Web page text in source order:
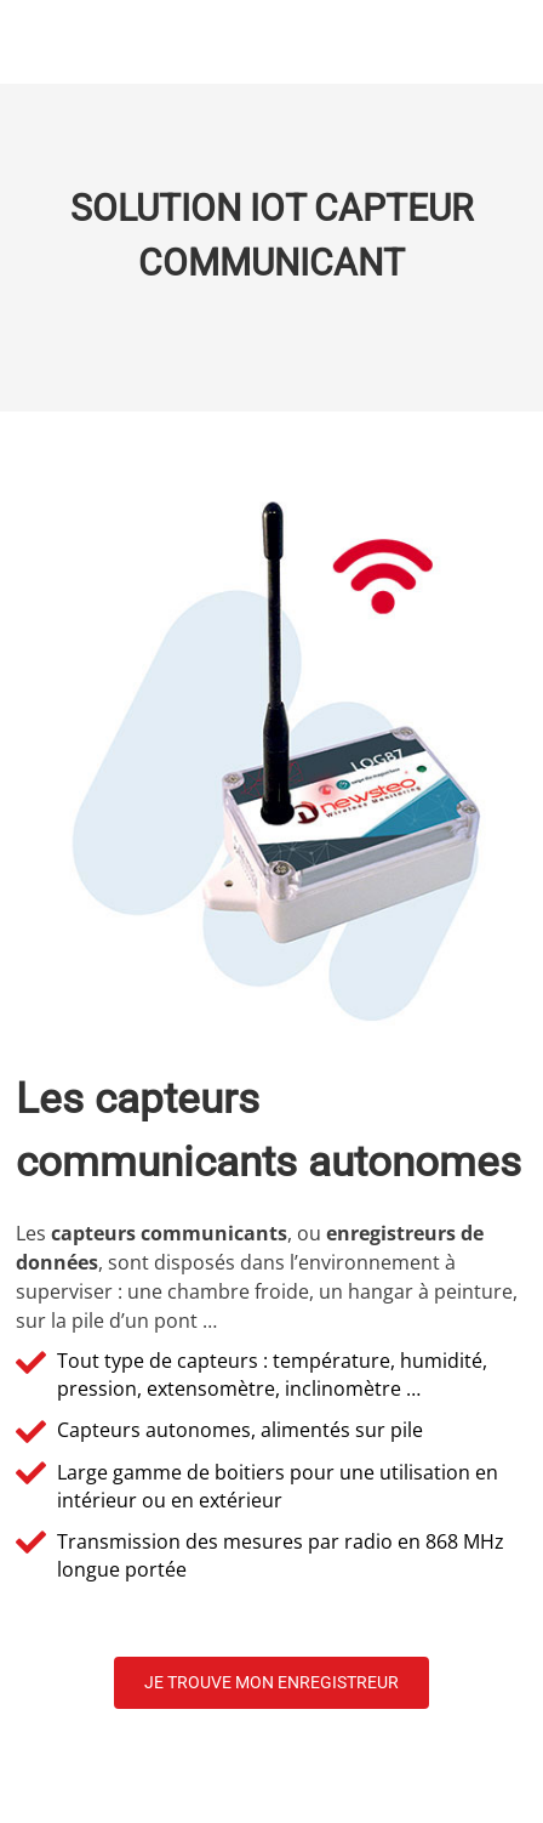
SOLUTION IOT CAPTEUR
COMMUNICANT
Les capteurs
communicants autonomes
Lescapteurs communicants, ouenregistreurs de
données, sont disposés dans l’environnement à
superviser : une chambre froide, un hangar à peinture,
sur la pile d’un pont …
Tout type de capteurs : température, humidité,
pression, extensomètre, inclinomètre …
Capteurs autonomes, alimentés sur pile
Large gamme de boitiers pour une utilisation en
intérieur ou en extérieur
Transmission des mesures par radio en 868 MHz
longue portée
JE TROUVE MON ENREGISTREUR